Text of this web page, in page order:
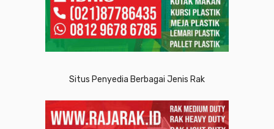
Situs Penyedia Berbagai Jenis Rak